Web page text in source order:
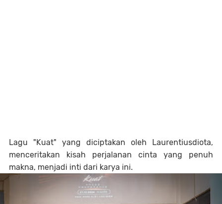
Lagu "Kuat" yang diciptakan oleh Laurentiusdiota,
menceritakan kisah perjalanan cinta yang penuh
makna, menjadi inti dari karya ini.